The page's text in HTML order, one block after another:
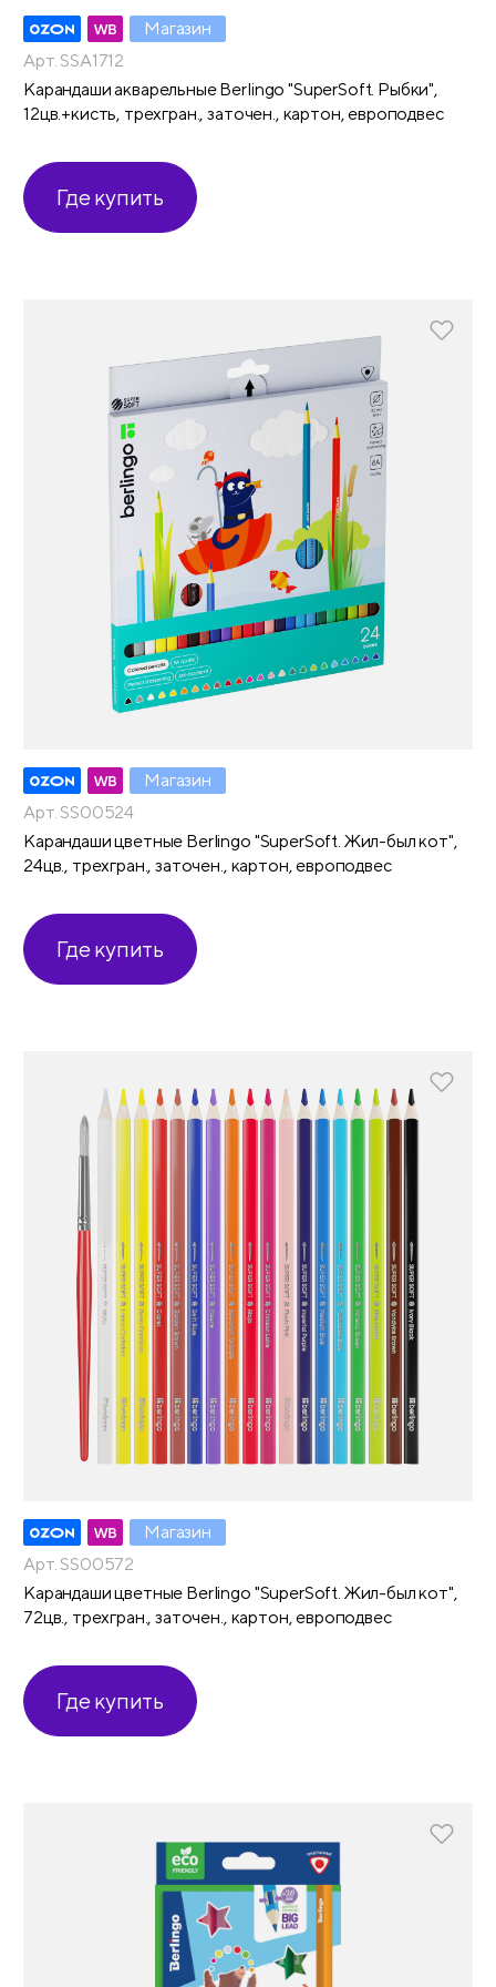
Магазин
Арт. SSA1712
Карандаши акварельные Berlingo "SuperSoft. Рыбки",
12цв.+кисть, трехгран., заточен., картон, европодвес
Где купить
Магазин
Арт. SS00524
Карандаши цветные Berlingo "SuperSoft. Жил-был кот",
24цв., трехгран., заточен., картон, европодвес
Где купить
Магазин
Арт. SS00572
Карандаши цветные Berlingo "SuperSoft. Жил-был кот",
72цв., трехгран., заточен., картон, европодвес
Где купить